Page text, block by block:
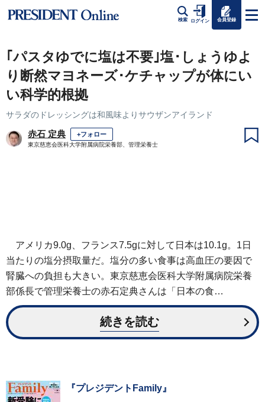
検索 ログイン 会員登録
｢パスタゆでに塩は不要｣塩･しょうゆよ
り断然マヨネーズ･ケチャップが体にい
い科学的根拠
サラダのドレッシングは和風味よりサウザンアイランド
赤石 定典 +フォロー
東京慈恵会医科大学附属病院栄養部、管理栄養士
アメリカ9.0g、フランス7.5gに対して日本は10.1g。1日
当たりの塩分摂取量だ。塩分の多い食事は高血圧の要因で
腎臓への負担も大きい。東京慈恵会医科大学附属病院栄養
部係長で管理栄養士の赤石定典さんは「日本の食…
続きを読む
『プレジデントFamily』